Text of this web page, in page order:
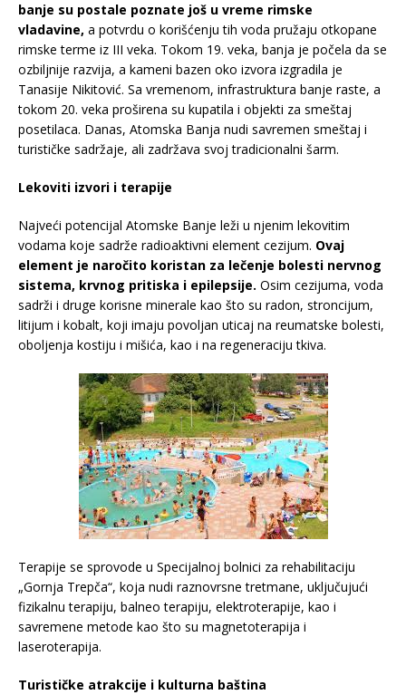
banje su postale poznate još u vreme rimske
vladavine, a potvrdu o korišćenju tih voda pružaju otkopane
rimske terme iz III veka. Tokom 19. veka, banja je počela da se
ozbiljnije razvija, a kameni bazen oko izvora izgradila je
Tanasije Nikitović. Sa vremenom, infrastruktura banje raste, a
tokom 20. veka proširena su kupatila i objekti za smeštaj
posetilaca. Danas, Atomska Banja nudi savremen smeštaj i
turističke sadržaje, ali zadržava svoj tradicionalni šarm.
Lekoviti izvori i terapije
Najveći potencijal Atomske Banje leži u njenim lekovitim
vodama koje sadrže radioaktivni element cezijum. Ovaj
element je naročito koristan za lečenje bolesti nervnog
sistema, krvnog pritiska i epilepsije. Osim cezijuma, voda
sadrži i druge korisne minerale kao što su radon, stroncijum,
litijum i kobalt, koji imaju povoljan uticaj na reumatske bolesti,
oboljenja kostiju i mišića, kao i na regeneraciju tkiva.
Terapije se sprovode u Specijalnoj bolnici za rehabilitaciju
„Gornja Trepča“, koja nudi raznovrsne tretmane, uključujući
fizikalnu terapiju, balneo terapiju, elektroterapije, kao i
savremene metode kao što su magnetoterapija i
laseroterapija.
Turističke atrakcije i kulturna baština